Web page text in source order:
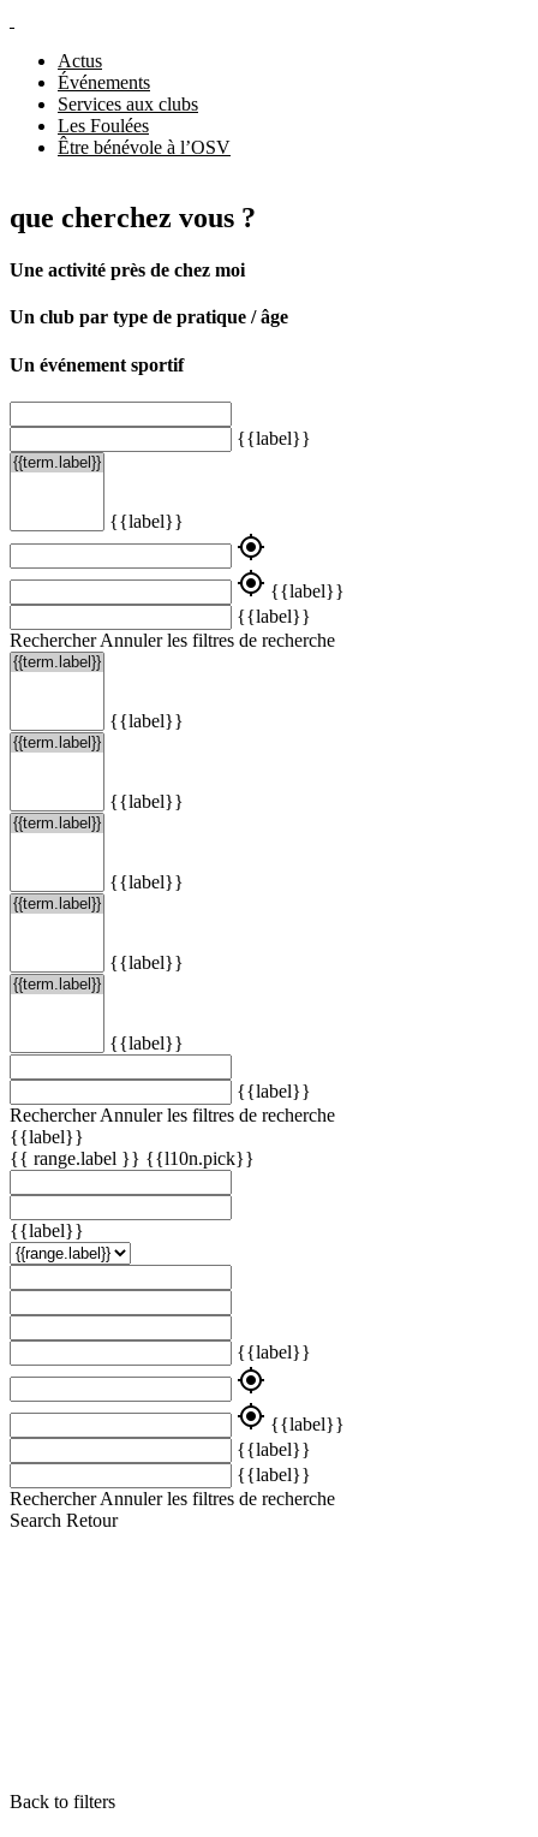
Actus
Événements
Services aux clubs
Les Foulées
Être bénévole à l’OSV
que cherchez vous ?
Une activité près de chez moi
Un club par type de pratique / âge
Un événement sportif
{{label}}
{{label}}
my_location
my_location {{label}}
{{label}}
Rechercher Annuler les filtres de recherche
{{label}}
{{label}}
{{label}}
{{label}}
{{label}}
{{label}}
Rechercher Annuler les filtres de recherche
{{label}}
{{ range.label }} {{l10n.pick}}
{{label}}
{{label}}
my_location
my_location {{label}}
{{label}}
{{label}}
Rechercher Annuler les filtres de recherche
Search Retour
Back to filters